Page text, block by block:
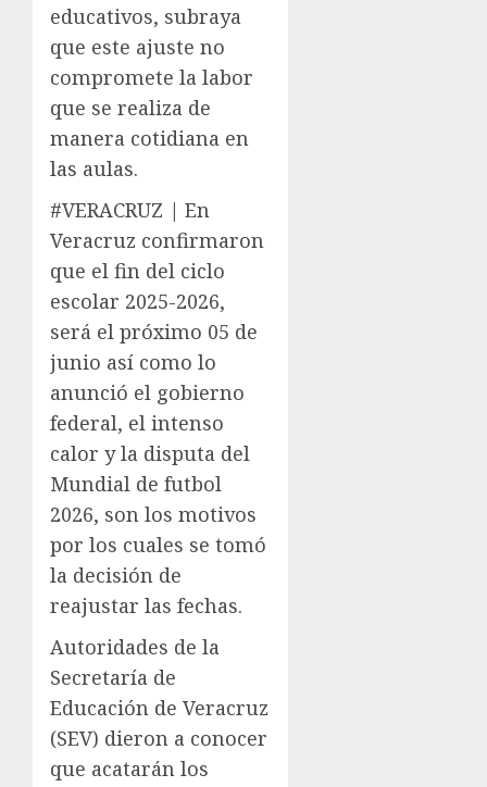
educativos, subraya
que este ajuste no
compromete la labor
que se realiza de
manera cotidiana en
las aulas.
#VERACRUZ | En
Veracruz confirmaron
que el fin del ciclo
escolar 2025-2026,
será el próximo 05 de
junio así como lo
anunció el gobierno
federal, el intenso
calor y la disputa del
Mundial de futbol
2026, son los motivos
por los cuales se tomó
la decisión de
reajustar las fechas.
Autoridades de la
Secretaría de
Educación de Veracruz
(SEV) dieron a conocer
que acatarán los